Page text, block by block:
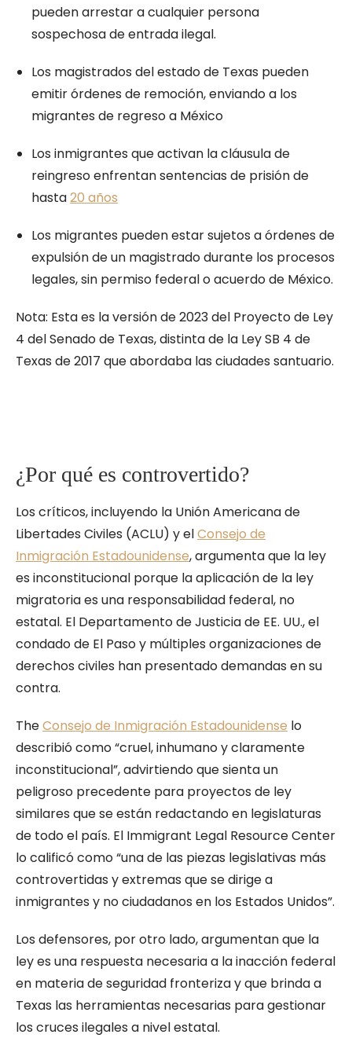
pueden arrestar a cualquier persona
sospechosa de entrada ilegal.
Los magistrados del estado de Texas pueden
emitir órdenes de remoción, enviando a los
migrantes de regreso a México
Los inmigrantes que activan la cláusula de
reingreso enfrentan sentencias de prisión de
hasta20 años
Los migrantes pueden estar sujetos a órdenes de
expulsión de un magistrado durante los procesos
legales, sin permiso federal o acuerdo de México.
Nota: Esta es la versión de 2023 del Proyecto de Ley
4 del Senado de Texas, distinta de la Ley SB 4 de
Texas de 2017 que abordaba las ciudades santuario.
¿Por qué es controvertido?
Los críticos, incluyendo la Unión Americana de
Libertades Civiles (ACLU) y elConsejo de
Inmigración Estadounidense, argumenta que la ley
es inconstitucional porque la aplicación de la ley
migratoria es una responsabilidad federal, no
estatal. El Departamento de Justicia de EE. UU., el
condado de El Paso y múltiples organizaciones de
derechos civiles han presentado demandas en su
contra.
TheConsejo de Inmigración Estadounidense lo
describió como “cruel, inhumano y claramente
inconstitucional”, advirtiendo que sienta un
peligroso precedente para proyectos de ley
similares que se están redactando en legislaturas
de todo el país. El Immigrant Legal Resource Center
lo calificó como “una de las piezas legislativas más
controvertidas y extremas que se dirige a
inmigrantes y no ciudadanos en los Estados Unidos”.
Los defensores, por otro lado, argumentan que la
ley es una respuesta necesaria a la inacción federal
en materia de seguridad fronteriza y que brinda a
Texas las herramientas necesarias para gestionar
los cruces ilegales a nivel estatal.